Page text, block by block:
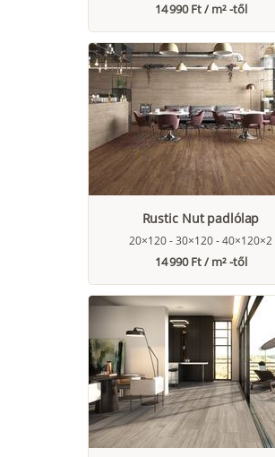
14 990 Ft / m² -től
Rustic Nut padlólap
20×120 - 30×120 - 40×120×2
14 990 Ft / m² -től